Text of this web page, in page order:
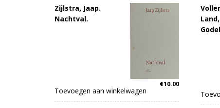
Zijlstra, Jaap.
Nachtval.
€10.00
Toevoegen aan winkelwagen